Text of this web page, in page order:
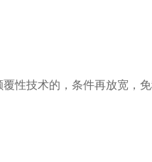
性技术的，条件再放宽，